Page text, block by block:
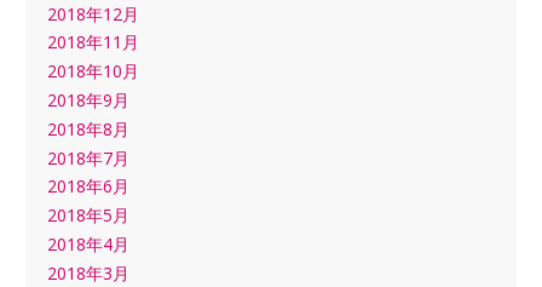
2018年12月
2018年11月
2018年10月
2018年9月
2018年8月
2018年7月
2018年6月
2018年5月
2018年4月
2018年3月